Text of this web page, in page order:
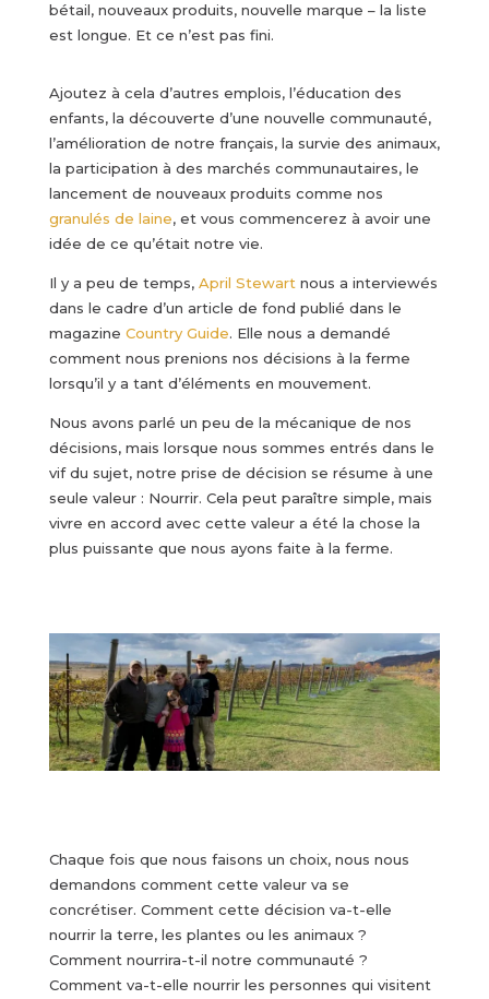
bétail, nouveaux produits, nouvelle marque – la liste
est longue. Et ce n’est pas fini.
Ajoutez à cela d’autres emplois, l’éducation des
enfants, la découverte d’une nouvelle communauté,
l’amélioration de notre français, la survie des animaux,
la participation à des marchés communautaires, le
lancement de nouveaux produits comme nos
granulés de laine, et vous commencerez à avoir une
idée de ce qu’était notre vie.
Il y a peu de temps, April Stewart nous a interviewés
dans le cadre d’un article de fond publié dans le
magazine Country Guide. Elle nous a demandé
comment nous prenions nos décisions à la ferme
lorsqu’il y a tant d’éléments en mouvement.
Nous avons parlé un peu de la mécanique de nos
décisions, mais lorsque nous sommes entrés dans le
vif du sujet, notre prise de décision se résume à une
seule valeur : Nourrir. Cela peut paraître simple, mais
vivre en accord avec cette valeur a été la chose la
plus puissante que nous ayons faite à la ferme.
Chaque fois que nous faisons un choix, nous nous
demandons comment cette valeur va se
concrétiser. Comment cette décision va-t-elle
nourrir la terre, les plantes ou les animaux ?
Comment nourrira-t-il notre communauté ?
Comment va-t-elle nourrir les personnes qui visitent